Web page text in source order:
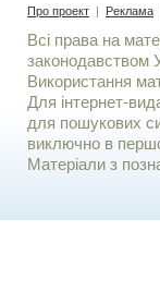
Про проект | Реклама
Всі права на
законодавством
Використання
Для iнтернет-
для пошукових
виключно в
Матеріали з